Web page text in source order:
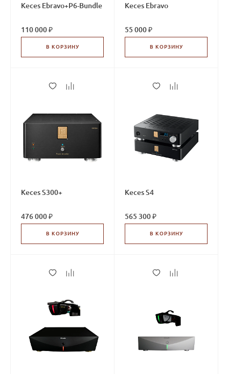
Keces Ebravo+P6-Bundle
110 000 ₽
В КОРЗИНУ
Keces Ebravo
55 000 ₽
В КОРЗИНУ
Keces S300+
476 000 ₽
В КОРЗИНУ
Keces S4
565 300 ₽
В КОРЗИНУ